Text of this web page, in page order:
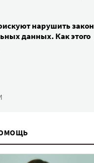
нарушить закон
данных. Как этого